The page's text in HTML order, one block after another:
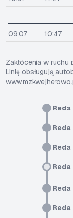
Reda
Reda
Reda
Reda
Reda
Reda
09:07 10:47
Zakłócenia w
Linię obsługują